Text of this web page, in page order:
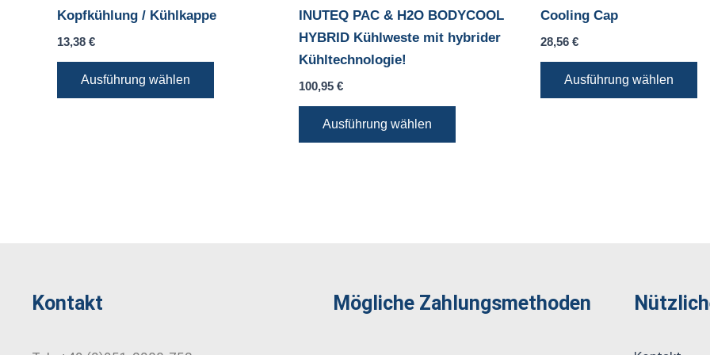
Kopfkühlung / Kühlkappe
13,38 €
Ausführung wählen
Optionen
Produktseite
INUTEQ PAC & H2O BODYCOOL
HYBRID Kühlweste mit hybrider
Kühltechnologie!
100,95 €
Ausführung wählen
Optionen
können
werden
Cooling Cap
28,56 €
Ausführung wählen
Kontakt Mögliche Zahlungs­methoden